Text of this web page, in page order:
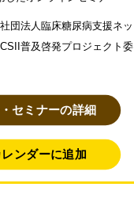
団法人臨床糖尿病支援ネッ
普及啓発プロジェクト委
セミナーの詳細
ンダーに追加